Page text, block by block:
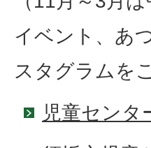
イベント、あ
スタグラムを
児童センタ